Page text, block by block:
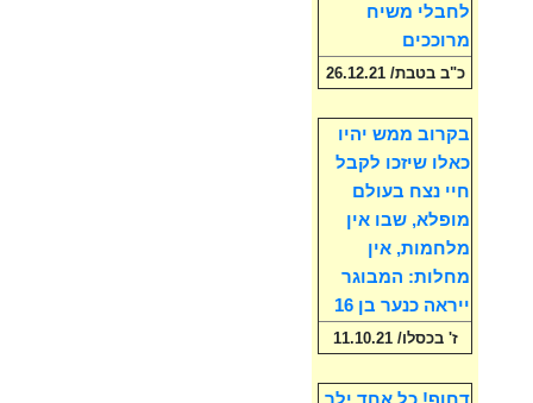
לחבלי משיח
מרוככים
כ"ב בטבת/ 26.12.21
בקרוב ממש יהיו
כאלו שיזכו לקבל
חיי נצח בעולם
מופלא, שבו אין
מלחמות, אין
מחלות: המבוגר
ייראה כנער בן 16
ז' בכסלו/ 11.10.21
דחוף! כל אחד ילך